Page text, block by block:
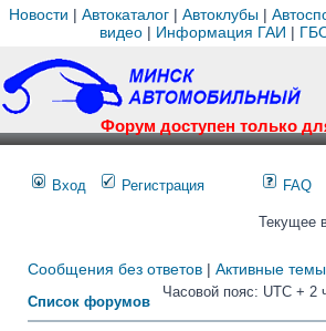
Новости | Автокаталог | Автоклубы |
видео| Информация ГАИ |
Форум доступен только
Вход Регистрация FAQ
Текущее
Сообщения без ответов | Активные темы
Список форумов
Часовой пояс: UTC + 2